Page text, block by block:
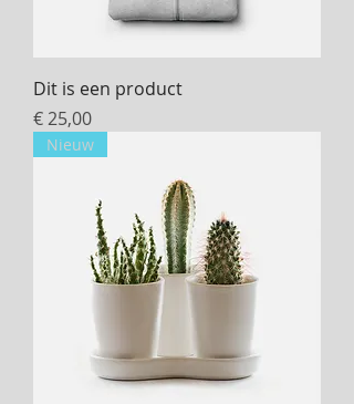
Dit is een product
Prijs
€ 25,00
Nieuw